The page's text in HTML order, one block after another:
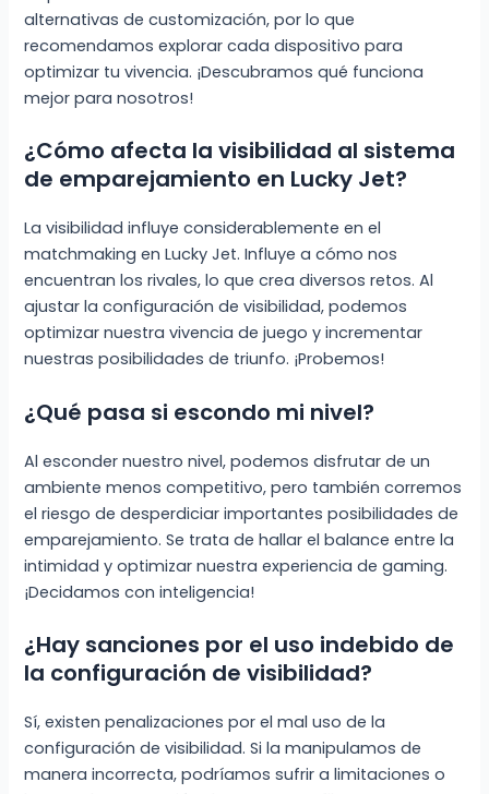
alternativas de customización, por lo que
recomendamos explorar cada dispositivo para
optimizar tu vivencia. ¡Descubramos qué funciona
mejor para nosotros!
¿Cómo afecta la visibilidad al sistema
de emparejamiento en Lucky Jet?
La visibilidad influye considerablemente en el
matchmaking en Lucky Jet. Influye a cómo nos
encuentran los rivales, lo que crea diversos retos. Al
ajustar la configuración de visibilidad, podemos
optimizar nuestra vivencia de juego y incrementar
nuestras posibilidades de triunfo. ¡Probemos!
¿Qué pasa si escondo mi nivel?
Al esconder nuestro nivel, podemos disfrutar de un
ambiente menos competitivo, pero también corremos
el riesgo de desperdiciar importantes posibilidades de
emparejamiento. Se trata de hallar el balance entre la
intimidad y optimizar nuestra experiencia de gaming.
¡Decidamos con inteligencia!
¿Hay sanciones por el uso indebido de
la configuración de visibilidad?
Sí, existen penalizaciones por el mal uso de la
configuración de visibilidad. Si la manipulamos de
manera incorrecta, podríamos sufrir a limitaciones o